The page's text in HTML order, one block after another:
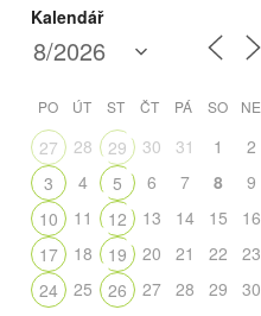
Kalendář
PO ÚT ST ČT PÁ SO NE
27 28 29 30 31 1
2
3
4 5 6 7 8
9
10
11 12 13 14 15
16
17
18 19 20 21 22
23
24
25 26 27 28 29
30